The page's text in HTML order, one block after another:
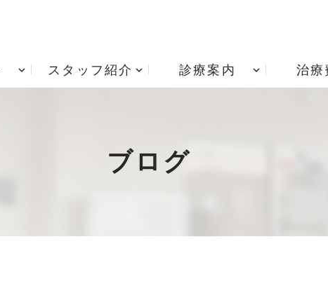
居宅療養管理指導 重要事
スタッフ紹介 診療案内
インプラント治療
治療
ブログ